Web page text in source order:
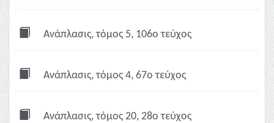
Ανάπλασις, τόμος 5, 106ο τεύχος
Ανάπλασις, τόμος 4, 67ο τεύχος
Ανάπλασις, τόμος 20, 28ο τεύχος